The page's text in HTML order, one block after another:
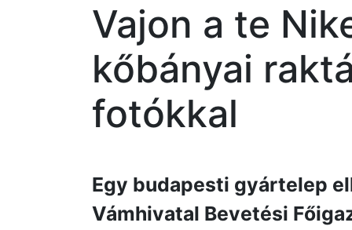
Vajon a te
kőbányai
fotókkal
Egy budapesti gyártelep
Vámhivatal Bevetési